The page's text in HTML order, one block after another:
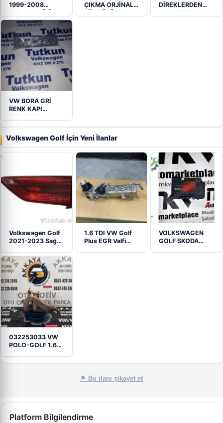
1999-2008
MODEL SAĞ ÖN
KAPI…
ÇIKMA ORJİNAL
SÜRGÜLÜ KAPI
DİREKLERDEN
KESME BEYAZ
VW BORA GRİ
RENK KAPI
ÇEKME KOLU
Volkswagen Golf İçin Yeni İlanlar
Volkswagen Golf
2021-2023 Sağ
Stop
(TREND/COMFORT)
1.6 TDI VW Golf
Plus EGR Valfi…
VOLKSWAGEN
GOLF SKODA
OCTAVIA ÇIKMA
032253033 VW
POLO-GOLF 1.6
AEE Çıkma
⚑ Bu ilanı şikayet et
Platform Bilgilendirme